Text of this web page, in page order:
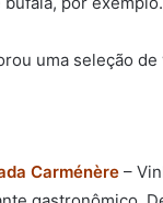
uma seleção
Carménère –